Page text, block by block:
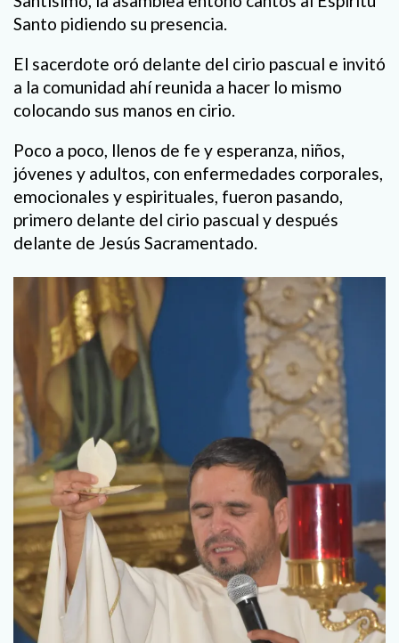
Santo pidiendo su presencia.
El sacerdote oró delante del cirio pascual e invitó
a la comunidad ahí reunida a hacer lo mismo
colocando sus manos en cirio.
Poco a poco, llenos de fe y esperanza, niños,
jóvenes y adultos, con enfermedades corporales,
emocionales y espirituales, fueron pasando,
primero delante del cirio pascual y después
delante de Jesús Sacramentado.